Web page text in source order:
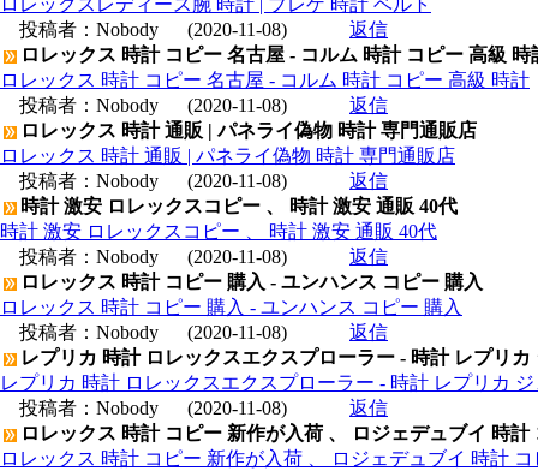
投稿者： Nobody (2020-11-08)
返信
ロレックス 時計 コピー 名古屋 - コルム 時計 コピー 高級 時
ロレックス 時計 コピー 名古屋 - コルム 時計 コピー 高級 時計
投稿者： Nobody (2020-11-08)
返信
ロレックス 時計 通販 | パネライ偽物 時計 専門通販店
ロレックス 時計 通販 | パネライ偽物 時計 専門通販店
投稿者： Nobody (2020-11-08)
返信
時計 激安 ロレックスコピー 、 時計 激安 通販 40代
時計 激安 ロレックスコピー 、 時計 激安 通販 40代
投稿者： Nobody (2020-11-08)
返信
ロレックス 時計 コピー 購入 - ユンハンス コピー 購入
ロレックス 時計 コピー 購入 - ユンハンス コピー 購入
投稿者： Nobody (2020-11-08)
返信
レプリカ 時計 ロレックスエクスプローラー - 時計 レプリカ
レプリカ 時計 ロレックスエクスプローラー - 時計 レプリカ
投稿者： Nobody (2020-11-08)
返信
ロレックス 時計 コピー 新作が入荷 、 ロジェデュブイ 時計
ロレックス 時計 コピー 新作が入荷 、 ロジェデュブイ 時計